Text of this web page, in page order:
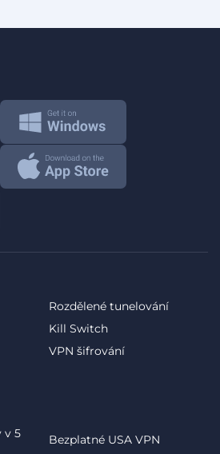
Rozdělené tunelování
Kill Switch
VPN šifrování
v 5
Bezplatné USA VPN